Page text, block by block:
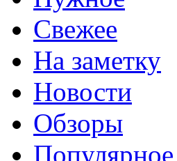
Свежее
На заметку
Новости
Обзоры
Популярное